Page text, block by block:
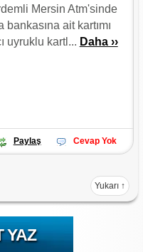
Mersin Atm'sinde
ait kartımı
uyruklu kartl... Daha ››
Paylaş Cevap Yok
Yukarı ↑
YAZ